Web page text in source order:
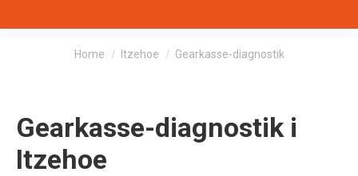
You are here:
Home Itzehoe Gearkasse-diagnostik
Gearkasse-diagnostik i
Itzehoe